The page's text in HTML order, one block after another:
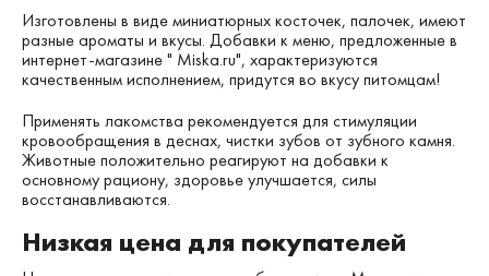
Изготовлены в виде миниатюрных косточек, палочек, имеют
разные ароматы и вкусы. Добавки к меню, предложенные в
интернет-магазине " Мiska.ru", характеризуются
качественным исполнением, придутся во вкусу питомцам!
Применять лакомства рекомендуется для стимуляции
кровообращения в деснах, чистки зубов от зубного камня.
Животные положительно реагируют на добавки к
основному рациону, здоровье улучшается, силы
восстанавливаются.
Низкая цена для покупателей